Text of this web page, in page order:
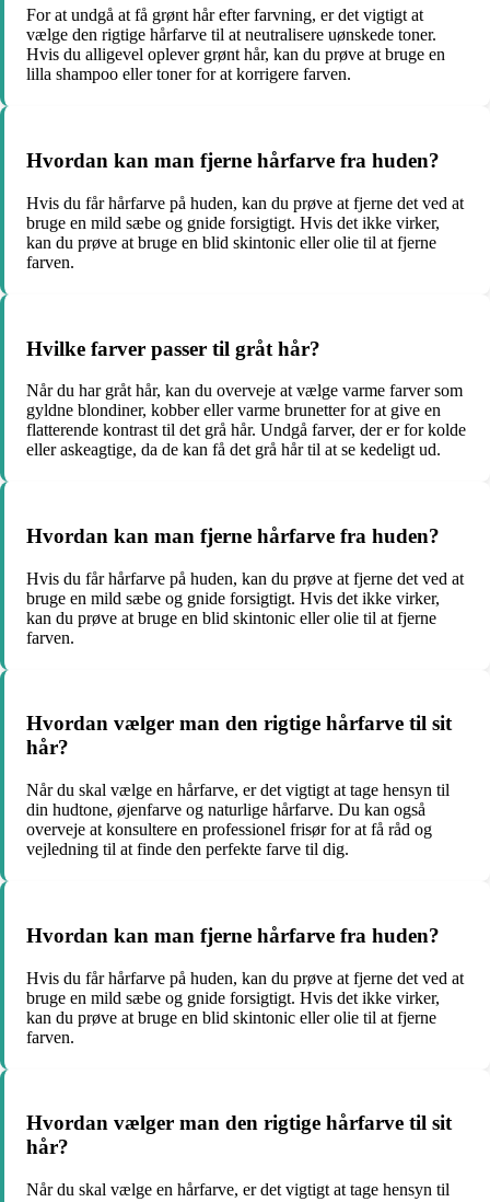
For at undgå at få grønt hår efter farvning, er det vigtigt at
vælge den rigtige hårfarve til at neutralisere uønskede toner.
Hvis du alligevel oplever grønt hår, kan du prøve at bruge en
lilla shampoo eller toner for at korrigere farven.
Hvordan kan man fjerne hårfarve fra huden?
Hvis du får hårfarve på huden, kan du prøve at fjerne det ved at
bruge en mild sæbe og gnide forsigtigt. Hvis det ikke virker,
kan du prøve at bruge en blid skintonic eller olie til at fjerne
farven.
Hvilke farver passer til gråt hår?
Når du har gråt hår, kan du overveje at vælge varme farver som
gyldne blondiner, kobber eller varme brunetter for at give en
flatterende kontrast til det grå hår. Undgå farver, der er for kolde
eller askeagtige, da de kan få det grå hår til at se kedeligt ud.
Hvordan kan man fjerne hårfarve fra huden?
Hvis du får hårfarve på huden, kan du prøve at fjerne det ved at
bruge en mild sæbe og gnide forsigtigt. Hvis det ikke virker,
kan du prøve at bruge en blid skintonic eller olie til at fjerne
farven.
Hvordan vælger man den rigtige hårfarve til sit
hår?
Når du skal vælge en hårfarve, er det vigtigt at tage hensyn til
din hudtone, øjenfarve og naturlige hårfarve. Du kan også
overveje at konsultere en professionel frisør for at få råd og
vejledning til at finde den perfekte farve til dig.
Hvordan kan man fjerne hårfarve fra huden?
Hvis du får hårfarve på huden, kan du prøve at fjerne det ved at
bruge en mild sæbe og gnide forsigtigt. Hvis det ikke virker,
kan du prøve at bruge en blid skintonic eller olie til at fjerne
farven.
Hvordan vælger man den rigtige hårfarve til sit
hår?
Når du skal vælge en hårfarve, er det vigtigt at tage hensyn til